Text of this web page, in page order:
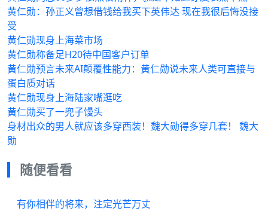
黄仁勋：孙正义曾想借钱给我买下英伟达 现在我很后悔没接
受
黄仁勋现身上海菜市场
黄仁勋称备足H20待中国客户订单
黄仁勋预言未来AI颠覆性能力：黄仁勋说未来人类可直接与
蛋白质对话
黄仁勋现身上海陆家嘴逛吃
黄仁勋买了一兜子馒头
身材出众的男人就应该多穿西装！魏大勋得多穿几套！ 魏大
勋
随便看看
有你相伴的将来，注定光芒万丈